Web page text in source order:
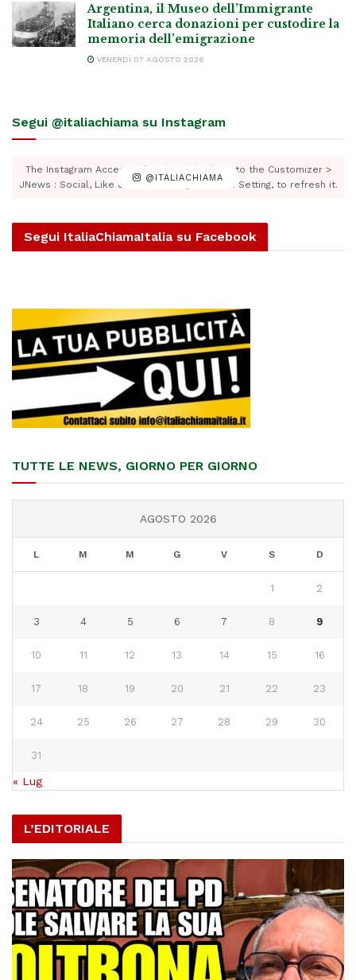
Argentina, il Museo dell’Immigrante
Italiano cerca donazioni per custodire la
memoria dell’emigrazione
VENERDÌ 07 AGOSTO 2026
Segui @italiachiama su Instagram
@ITALIACHIAMA
The Instagram Access Token is expired, Go to the Customizer >
JNews : Social, Like & View > Instagram Feed Setting, to refresh it.
Segui ItaliaChiamaItalia su Facebook
TUTTE LE NEWS, GIORNO PER GIORNO
AGOSTO 2026
L M M G V S D
1 2
3 4 5 6 7 8 9
10 11 12 13 14 15 16
17 18 19 20 21 22 23
24 25 26 27 28 29 30
31
« Lug
L’EDITORIALE